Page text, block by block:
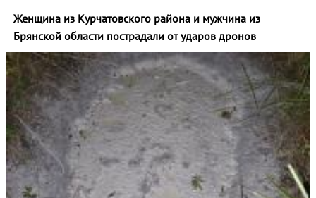
Женщина из Курчатовского района и мужчина из
Брянской области пострадали от ударов дронов